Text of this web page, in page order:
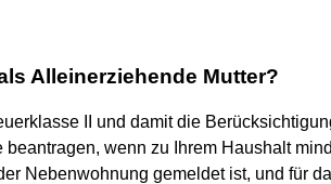
Alleinerziehende Mutter?
II und damit die
wenn zu Ihrem Haushalt
Nebenwohnung gemeldet ist, und für